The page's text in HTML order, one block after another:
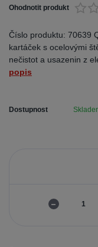
Ohodnotit produkt
Číslo produktu: 70639
kartáček s ocelovými
nečistot a usazenin z
popis
Dostupnost